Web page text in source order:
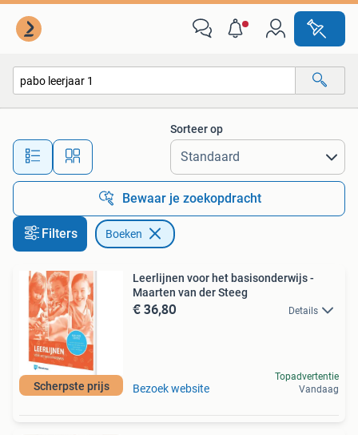
Alle afstanden…
Sorteer op
Bewaar je zoekopdracht
Filters Boeken
Scherpste prijs
Leerlijnen voor het basisonderwijs -
Maarten van der Steeg
€ 36,80 Details
Bezoek website
Topadvertentie
Vandaag